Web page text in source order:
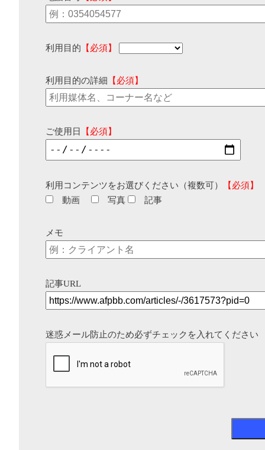
利用目的 【必須】
利用目的の詳細 【必須】
ご使用日 【必須】
利用コンテンツをお選びください（複数可）
【必須】
動画
写真 記事
メモ
記事URL
迷惑メール防止のため必ずチェックを入れてください